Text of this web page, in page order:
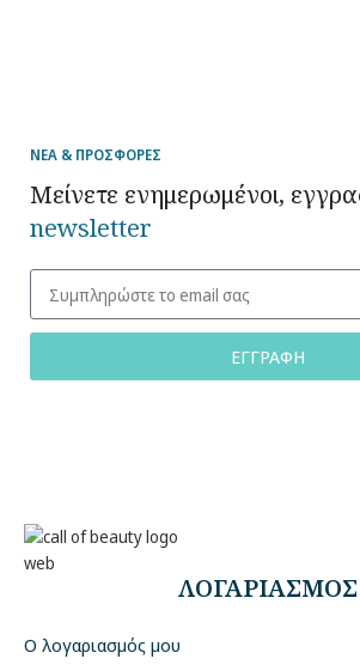
ΝΕΑ & ΠΡΟΣΦΟΡΕΣ
Μείνετε ενημερωμένοι,
newsletter
ΕΓΓΡΑΦΗ
ΛΟΓΑΡΙΑΣΜΟΣ
Ο λογαριασμός μου